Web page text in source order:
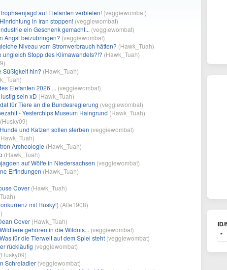
auf Elefanten verbieten! (veggiewombat)
in Iran stoppen! (veggiewombat)
ein Geschenk gemacht... (veggiewombat)
Angst beizubringen? (veggiewombat)
Niveau vom Stromverbrauch hätten? (Hawk_Tuah)
ungleich Stopp des Klimawandels?!? (Hawk_Tuah)
)
Süßigkeit hin? (Hawk_Tuah)
)
Elefanten 2026 ... (veggiewombat)
sein xD (Hawk_Tuah)
für Tiere an die Bundesregierung (veggiewombat)
- Yesterchips Museum Haingrund (Hawk_Tuah)
(Husky09)
und Katzen sollen sterben (veggiewombat)
Hawk_Tuah)
Archeologie (Hawk_Tuah)
(Hawk_Tuah)
auf Wölfe in Niedersachsen (veggiewombat)
Erfindungen (Hawk_Tuah)
Cover (Hawk_Tuah)
)
mit Husky!) (Alle1908)
)
Cover (Hawk_Tuah)
gehören in die Wildnis... (veggiewombat)
für die Tierwelt auf dem Spiel steht (veggiewombat)
rückläufig (veggiewombat)
(Husky09)
Schreiadler (veggiewombat)